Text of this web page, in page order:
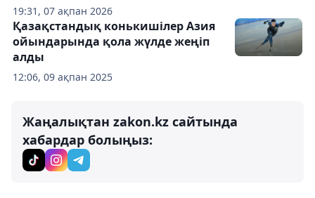
19:31, 07 ақпан 2026
12:06, 09 ақпан 2025
Қазақстандық конькишілер Азия
ойындарында қола жүлде жеңіп
алды
Жаңалықтан zakon.kz сайтында
хабардар болыңыз: